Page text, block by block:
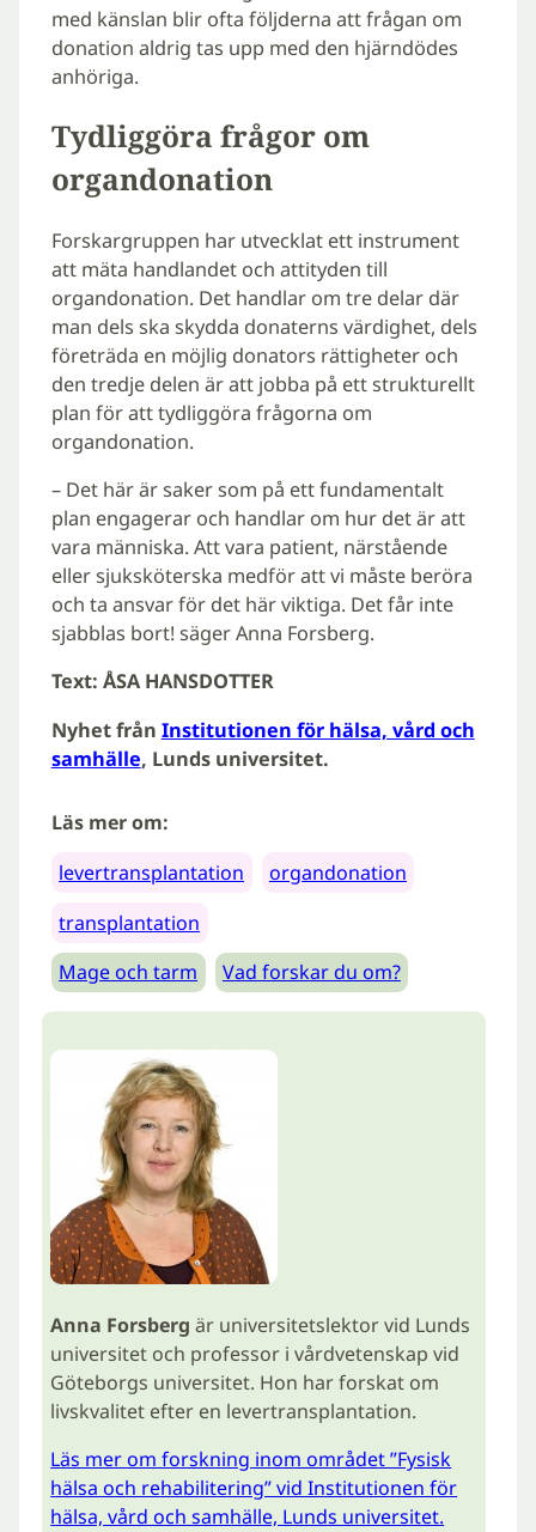
med känslan blir ofta följderna att frågan om
donation aldrig tas upp med den hjärndödes
anhöriga.
Tydliggöra frågor om
organdonation
Forskargruppen har utvecklat ett instrument
att mäta handlandet och attityden till
organdonation. Det handlar om tre delar där
man dels ska skydda donaterns värdighet, dels
företräda en möjlig donators rättigheter och
den tredje delen är att jobba på ett strukturellt
plan för att tydliggöra frågorna om
organdonation.
– Det här är saker som på ett fundamentalt
plan engagerar och handlar om hur det är att
vara människa. Att vara patient, närstående
eller sjuksköterska medför att vi måste beröra
och ta ansvar för det här viktiga. Det får inte
sjabblas bort! säger Anna Forsberg.
Text: ÅSA HANSDOTTER
Nyhet från Institutionen för hälsa, vård och
samhälle, Lunds universitet.
Läs mer om:
levertransplantation
organdonation
transplantation
Mage och tarm
Vad forskar du om?
Anna Forsberg är universitetslektor vid Lunds
universitet och professor i vårdvetenskap vid
Göteborgs universitet. Hon har forskat om
livskvalitet efter en levertransplantation.
Läs mer om forskning inom området ”Fysisk
hälsa och rehabilitering” vid Institutionen för
hälsa, vård och samhälle, Lunds universitet.